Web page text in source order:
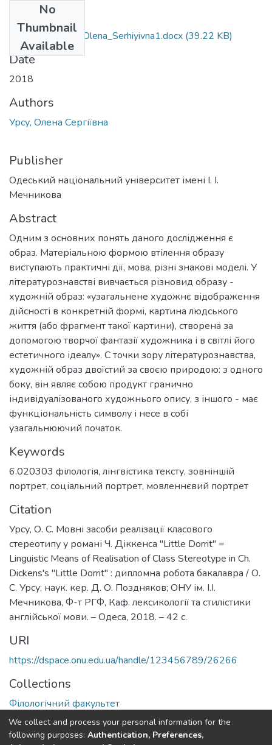
No
Thumbnail
Available
6.020303_Ursu_Olena_Serhiyivna1.docx (39.22 KB)
Date
2018
Authors
Урсу, Олена Сергіївна
Publisher
Одеський національний університет імені І. І.
Мечникова
Abstract
Одним з основних понять даного дослідження є
образ. Матеріальною формою втілення образу
виступають практичні дії, мова, різні знакові моделі. У
літературознавстві вивчається різновид образу -
художній образ: «узагальнене художнє відображення
дійсності в конкретній формі, картина людського
життя (або фрагмент такої картини), створена за
допомогою творчої фантазії художника і в світлі його
естетичного ідеалу». C точки зору літературознавства,
художній образ двоїстий за своєю природою: з одного
боку, він являє собою продукт гранично
індивідуалізованого художнього опису, з іншого - має
функціональність символу і несе в собі
узагальнюючий початок.
Keywords
6.020303 філологія, лінгвістика тексту, зовніншій
портрет, соціальний портрет, мовленнєвий портрет
Citation
Урсу, О. С. Мовні засоби реалізації класового
стереотипу у романі Ч. Діккенса "Little Dorrit" =
Linguistic Means of Realisation of Class Stereotype in Ch.
Dickens's "Little Dorrit" : дипломна робота бакалавра / О.
С. Урсу; наук. кер. Д. О. Поздняков; ОНУ ім. І.І.
Мечникова, Ф-т РГФ, Каф. лексикології та стилістики
англійської мови. – Одеса, 2018. – 42 с.
URI
https://dspace.onu.edu.ua/handle/123456789/26266
Collections
Філологічний факультет
Full item page
We collect and process your personal information for the
following purposes: Authentication, Preferences,